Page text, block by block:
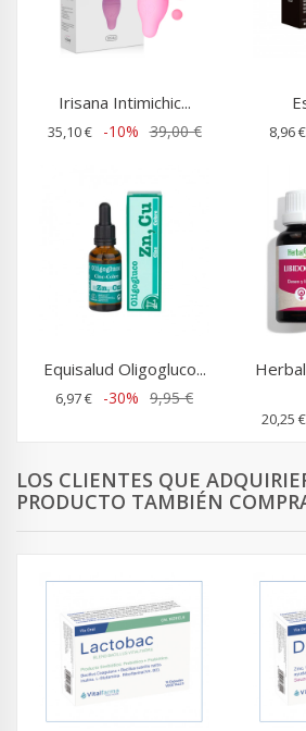
Irisana Intimichic...
35,10 € -10% 39,00 € 8,96 €
Equisalud Oligogluco...
6,97 € -30% 9,95 €
20,25 €
LOS CLIENTES QUE
PRODUCTO TAMBIÉN